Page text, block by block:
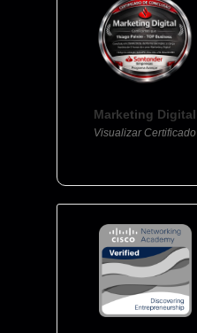
Marketing Digital
Visualizar Certificado